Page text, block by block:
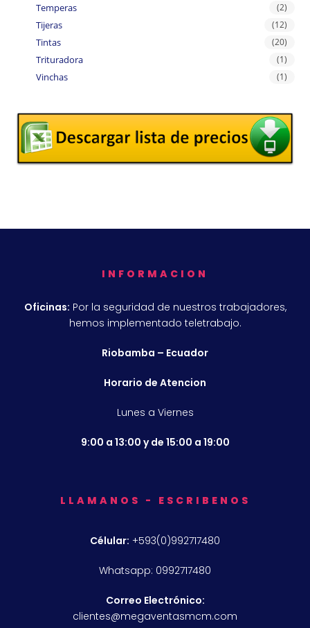
Temperas (2)
Tijeras (12)
Tintas (20)
Trituradora (1)
Vinchas (1)
INFORMACION
Oficinas: Por la seguridad de nuestros trabajadores,
hemos implementado teletrabajo.
Riobamba – Ecuador
Horario de Atencion
Lunes a Viernes
9:00 a 13:00 y de 15:00 a 19:00
LLAMANOS - ESCRIBENOS
Célular: +593(0)992717480
Whatsapp: 0992717480
Correo Electrónico:
clientes@megaventasmcm.com